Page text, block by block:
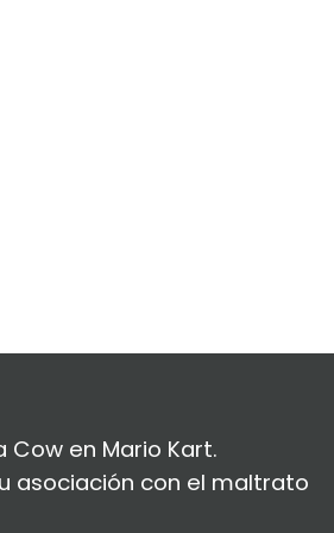
Cow en Mario Kart.
asociación con el maltrato